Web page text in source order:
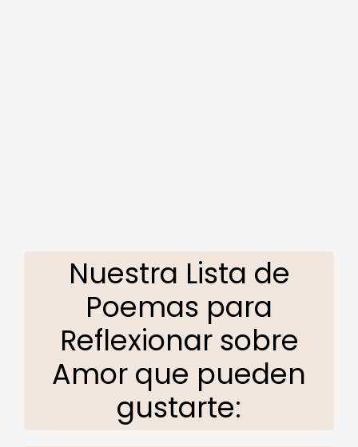
Nuestra Lista de
Poemas para
Reflexionar sobre
Amor que pueden
gustarte: